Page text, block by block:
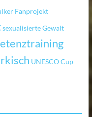
Fanprojekt
sexualisierte Gewalt
UNESCO Cup